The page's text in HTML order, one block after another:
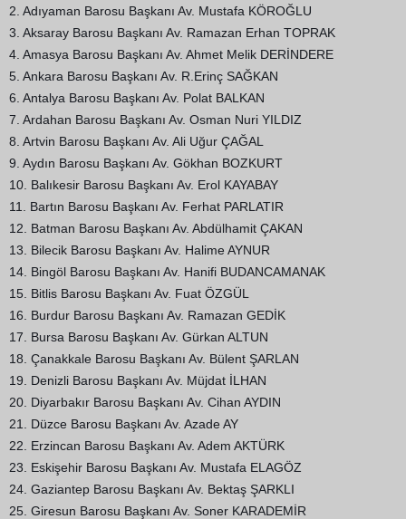
2. Adıyaman Barosu Başkanı Av. Mustafa KÖROĞLU
3. Aksaray Barosu Başkanı Av. Ramazan Erhan TOPRAK
4. Amasya Barosu Başkanı Av. Ahmet Melik DERİNDERE
5. Ankara Barosu Başkanı Av. R.Erinç SAĞKAN
6. Antalya Barosu Başkanı Av. Polat BALKAN
7. Ardahan Barosu Başkanı Av. Osman Nuri YILDIZ
8. Artvin Barosu Başkanı Av. Ali Uğur ÇAĞAL
9. Aydın Barosu Başkanı Av. Gökhan BOZKURT
10. Balıkesir Barosu Başkanı Av. Erol KAYABAY
11. Bartın Barosu Başkanı Av. Ferhat PARLATIR
12. Batman Barosu Başkanı Av. Abdülhamit ÇAKAN
13. Bilecik Barosu Başkanı Av. Halime AYNUR
14. Bingöl Barosu Başkanı Av. Hanifi BUDANCAMANAK
15. Bitlis Barosu Başkanı Av. Fuat ÖZGÜL
16. Burdur Barosu Başkanı Av. Ramazan GEDİK
17. Bursa Barosu Başkanı Av. Gürkan ALTUN
18. Çanakkale Barosu Başkanı Av. Bülent ŞARLAN
19. Denizli Barosu Başkanı Av. Müjdat İLHAN
20. Diyarbakır Barosu Başkanı Av. Cihan AYDIN
21. Düzce Barosu Başkanı Av. Azade AY
22. Erzincan Barosu Başkanı Av. Adem AKTÜRK
23. Eskişehir Barosu Başkanı Av. Mustafa ELAGÖZ
24. Gaziantep Barosu Başkanı Av. Bektaş ŞARKLI
25. Giresun Barosu Başkanı Av. Soner KARADEMİR